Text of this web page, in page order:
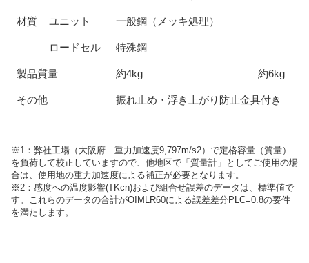
材質 ユニット 一般鋼（メッキ処理）
ロードセル 特殊鋼
製品質量 約4kg 約6kg
その他 振れ止め・浮き上がり防止金具付き
※1：弊社工場（大阪府 重力加速度9,797m/s2）で定格容量（質量）
を負荷して校正していますので、他地区で「質量計」としてご使用の場
合は、使用地の重力加速度による補正が必要となります。
※2：感度への温度影響(TKcn)および組合せ誤差のデータは、標準値で
す。これらのデータの合計がOIMLR60による誤差差分PLC=0.8の要件
を満たします。